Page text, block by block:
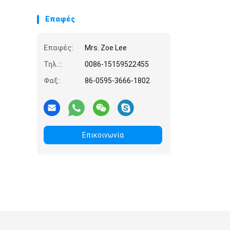
Επαφές
Επαφές:
Mrs. Zoe Lee
Τηλ.::
0086-15159522455
Φαξ:
86-0595-3666-1802
Επικοινωνία